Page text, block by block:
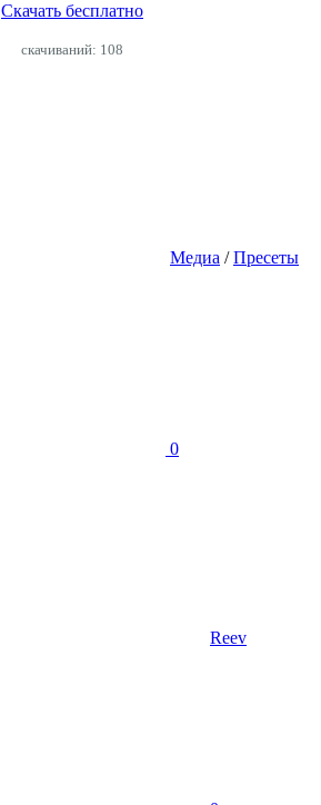
Скачать бесплатно
cкачиваний: 108
Медиа /Пресеты
0
Reev